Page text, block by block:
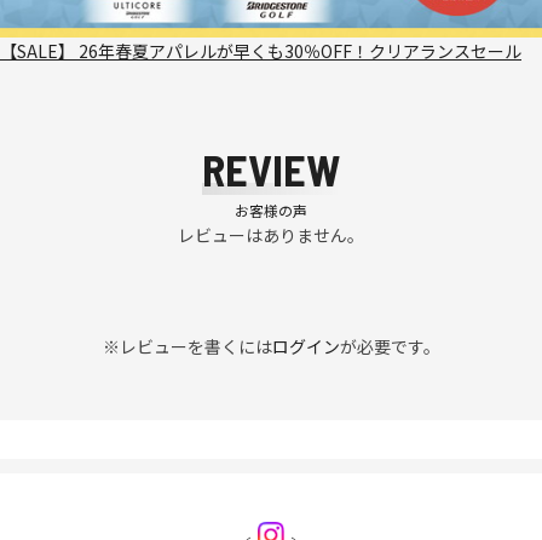
【SALE】 26年春夏アパレルが早くも30％OFF！クリアランスセール
REVIEW
お客様の声
レビューはありません。
※レビューを書くにはログインが必要です。